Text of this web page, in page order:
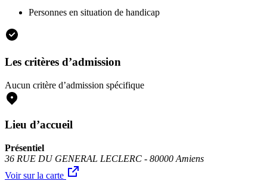
Personnes en situation de handicap
Les critères d’admission
Aucun critère d’admission spécifique
Lieu d’accueil
Présentiel
36 RUE DU GENERAL LECLERC - 80000 Amiens
Voir sur la carte